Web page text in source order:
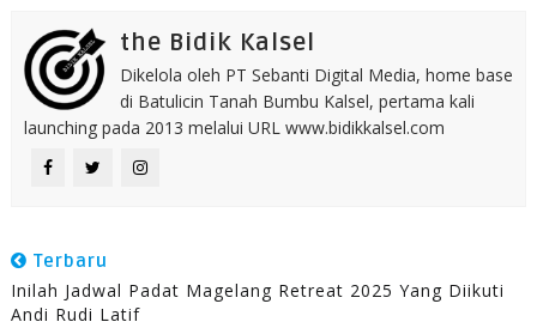
the Bidik Kalsel
Dikelola oleh PT Sebanti Digital Media, home base
di Batulicin Tanah Bumbu Kalsel, pertama kali
launching pada 2013 melalui URL www.bidikkalsel.com
Terbaru
Inilah Jadwal Padat Magelang Retreat 2025 Yang Diikuti
Andi Rudi Latif